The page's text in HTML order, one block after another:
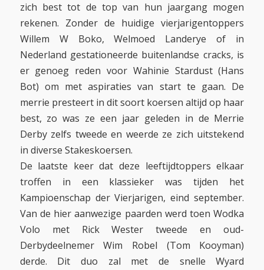
zich best tot de top van hun jaargang mogen
rekenen. Zonder de huidige vierjarigentoppers
Willem W Boko, Welmoed Landerye of in
Nederland gestationeerde buitenlandse cracks, is
er genoeg reden voor Wahinie Stardust (Hans
Bot) om met aspiraties van start te gaan. De
merrie presteert in dit soort koersen altijd op haar
best, zo was ze een jaar geleden in de Merrie
Derby zelfs tweede en weerde ze zich uitstekend
in diverse Stakeskoersen.
De laatste keer dat deze leeftijdtoppers elkaar
troffen in een klassieker was tijden het
Kampioenschap der Vierjarigen, eind september.
Van de hier aanwezige paarden werd toen Wodka
Volo met Rick Wester tweede en oud-
Derbydeelnemer Wim Robel (Tom Kooyman)
derde. Dit duo zal met de snelle Wyard